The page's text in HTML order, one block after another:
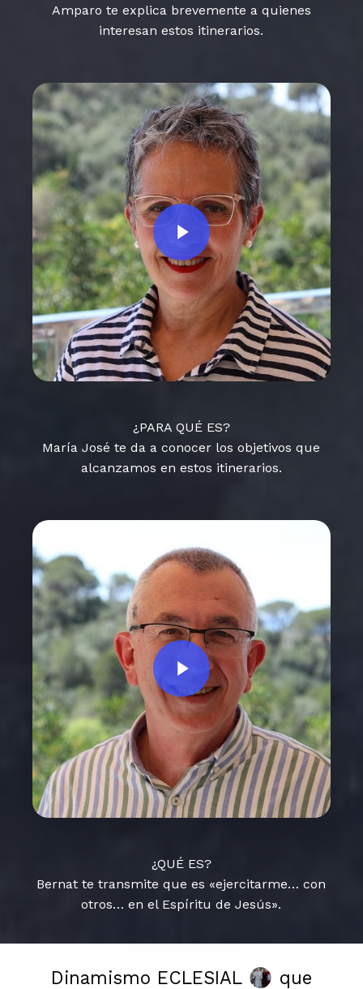
Amparo te explica brevemente a quienes
interesan estos itinerarios.
Play Video
¿PARA QUÉ ES?
María José te da a conocer los objetivos que
alcanzamos en estos itinerarios.
Play Video
¿QUÉ ES?
Bernat te transmite que es «ejercitarme… con
otros… en el Espíritu de Jesús».
Dinamismo ECLESIAL
que